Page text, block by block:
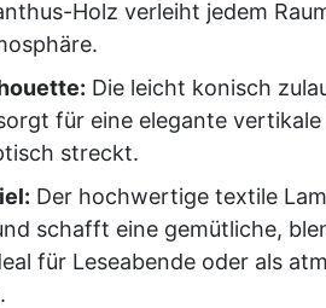
Holz verleiht jedem
Die leicht konisch
für eine elegante
streckt.
Der hochwertige textile
schafft eine gemütliche,
für Leseabende oder als